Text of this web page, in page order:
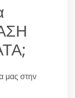
μας στην